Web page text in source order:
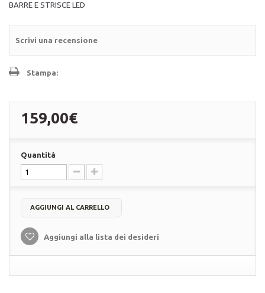
BARRE E STRISCE LED
Scrivi una recensione
Stampa:
159,00€
Quantità
AGGIUNGI AL CARRELLO
Aggiungi alla lista dei desideri